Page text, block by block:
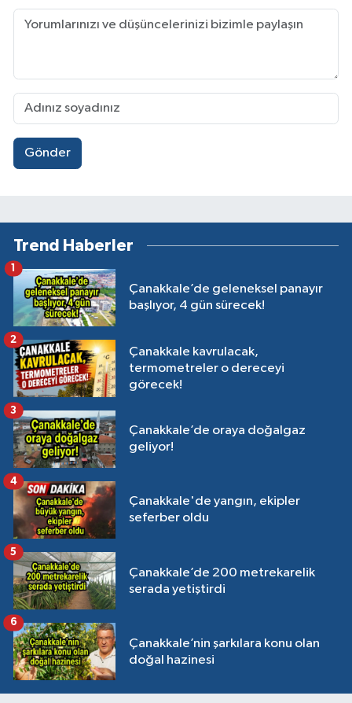
Gönder
Trend Haberler
Çanakkale’de geleneksel panayır
başlıyor, 4 gün sürecek!
1
Çanakkale kavrulacak,
termometreler o dereceyi
görecek!
2
Çanakkale’de oraya doğalgaz
geliyor!
3
Çanakkale'de yangın, ekipler
seferber oldu
4
Çanakkale’de 200 metrekarelik
serada yetiştirdi
5
Çanakkale’nin şarkılara konu olan
doğal hazinesi
6